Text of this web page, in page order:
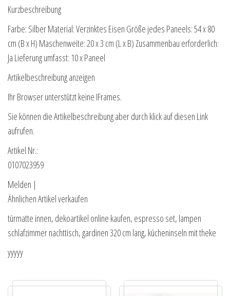
Kurzbeschreibung
Farbe: Silber Material: Verzinktes Eisen Größe jedes Paneels: 54 x 80
cm (B x H) Maschenweite: 20 x 3 cm (L x B) Zusammenbau erforderlich:
Ja Lieferung umfasst: 10 x Paneel
Artikelbeschreibung anzeigen
Ihr Browser unterstützt keine IFrames.
Sie können die Artikelbeschreibung aber durch klick auf diesen Link
aufrufen.
Artikel Nr.:
0107023959
Melden |
Ähnlichen Artikel verkaufen
türmatte innen, dekoartikel online kaufen, espresso set, lampen
schlafzimmer nachttisch, gardinen 320 cm lang, kücheninseln mit theke
yyyyy